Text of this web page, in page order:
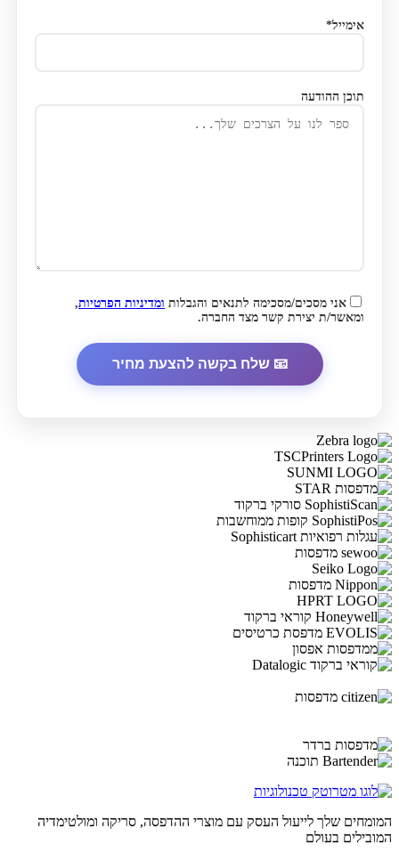
אימייל*
תוכן ההודעה
אני מסכים/מסכימה לתנאים והגבלות ומדיניות הפרטיות,
ומאשר/ת יצירת קשר מצד החברה.
המומחים שלך לייעול העסק עם מוצרי ההדפסה, סריקה ומולטימדיה
המובילים בעולם